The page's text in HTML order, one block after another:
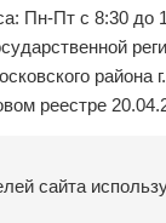
Пн-Пт с 8:30 до
района
реестре
орган по
сайта